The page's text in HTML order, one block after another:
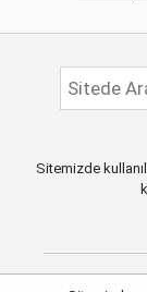
Sitemizde